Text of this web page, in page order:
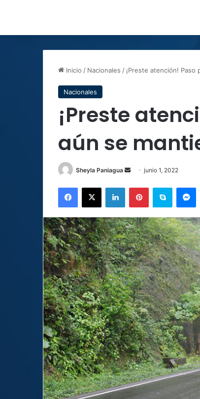
Inicio / Nacionales / ¡Preste atención!
Nacionales
¡Preste
aún se
Sheyla Paniagua
Send
email
junio 1, 2022
Facebook
X LinkedInPinterestSkype